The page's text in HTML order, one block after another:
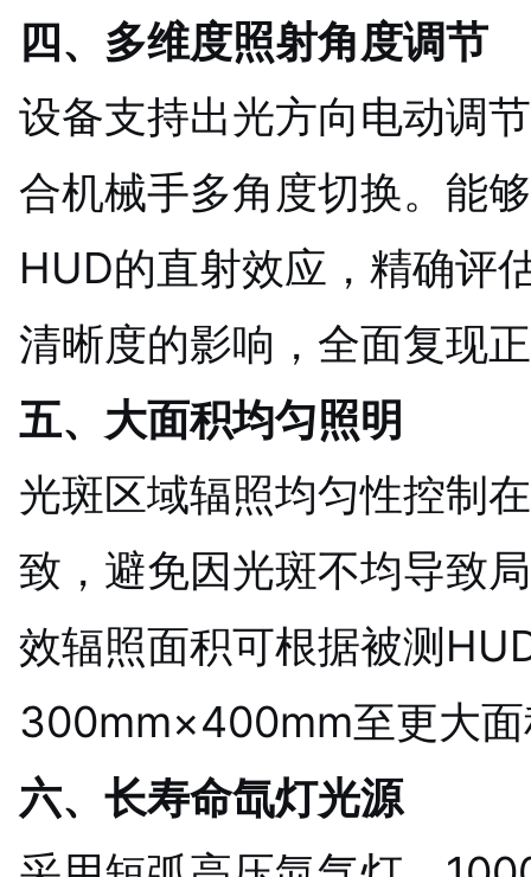
四、多维度照射角度调节
设备支持出光方向电动调
合机械手多角度切换。能
HUD的直射效应，精确评
清晰度的影响，全面复现
五、大面积均匀照明
光斑区域辐照均匀性控制
致，避免因光斑不均导致
效辐照面积可根据被测
300mm×400mm至更大
六、长寿命氙灯光源